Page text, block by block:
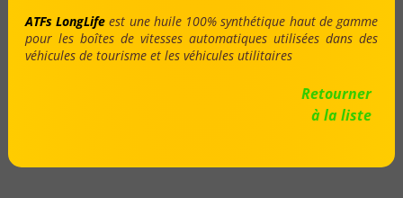
ATFs LongLife est une huile 100% synthétique haut de gamme
pour les boîtes de vitesses automatiques utilisées dans des
véhicules de tourisme et les véhicules utilitaires
Retourner
à la liste